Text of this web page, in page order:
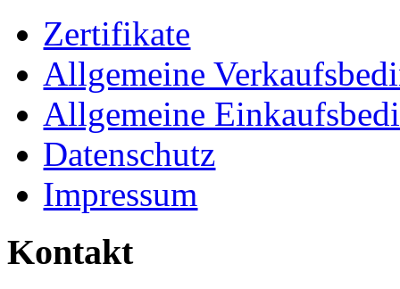
Zertifikate
Allgemeine
Allgemeine
Datenschutz
Impressum
Kontakt